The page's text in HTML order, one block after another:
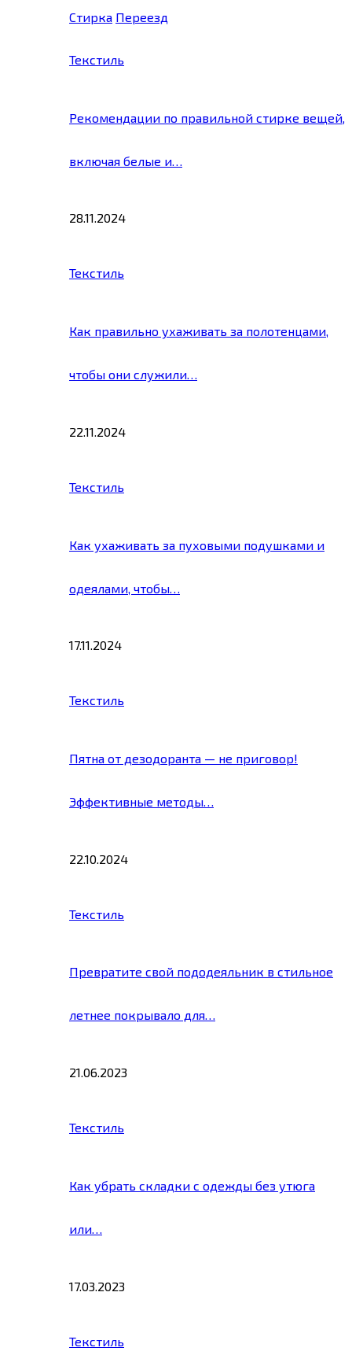
Стирка Переезд
Текстиль
Рекомендации по правильной стирке вещей,
включая белые и…
28.11.2024
Текстиль
Как правильно ухаживать за полотенцами,
чтобы они служили…
22.11.2024
Текстиль
Как ухаживать за пуховыми подушками и
одеялами, чтобы…
17.11.2024
Текстиль
Пятна от дезодоранта — не приговор!
Эффективные методы…
22.10.2024
Текстиль
Превратите свой пододеяльник в стильное
летнее покрывало для…
21.06.2023
Текстиль
Как убрать складки с одежды без утюга
или…
17.03.2023
Текстиль